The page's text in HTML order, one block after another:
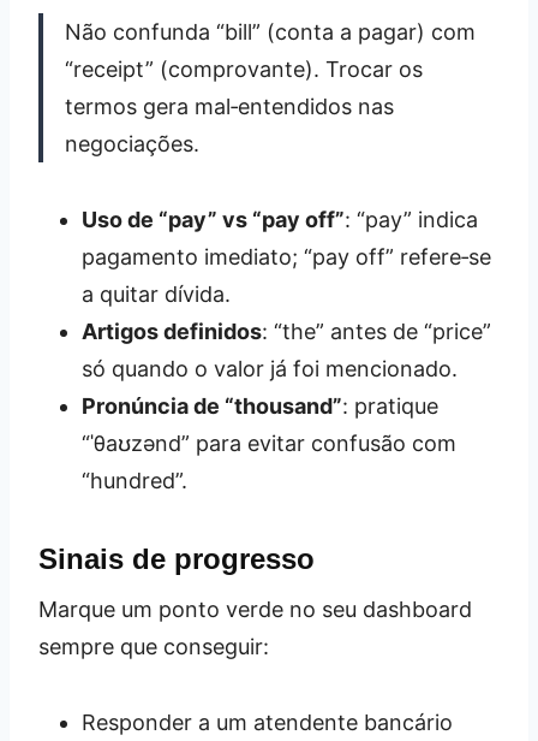
Não confunda “bill” (conta a pagar) com
“receipt” (comprovante). Trocar os
termos gera mal‑entendidos nas
negociações.
Uso de “pay” vs “pay off”: “pay” indica
pagamento imediato; “pay off” refere‑se
a quitar dívida.
Artigos definidos: “the” antes de “price”
só quando o valor já foi mencionado.
Pronúncia de “thousand”: pratique
“ˈθaʊzənd” para evitar confusão com
“hundred”.
Sinais de progresso
Marque um ponto verde no seu dashboard
sempre que conseguir:
Responder a um atendente bancário